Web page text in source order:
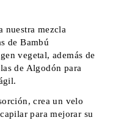
nuestra mezcla
de Bambú
vegetal, además de
de Algodón para
crea un velo
para mejorar su